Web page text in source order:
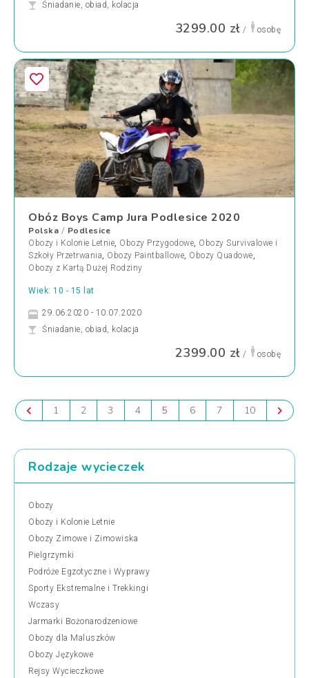
Śniadanie, obiad, kolacja
3299.00 zł / osobę
Obóz Boys Camp Jura Podlesice 2020
Polska / Podlesice
Obozy i Kolonie Letnie, Obozy Przygodowe, Obozy Survivalowe i
Szkoły Przetrwania, Obozy Paintballowe, Obozy Quadowe,
Obozy z Kartą Dużej Rodziny
Wiek: 10 - 15 lat
29.06.2020 - 10.07.2020
Śniadanie, obiad, kolacja
2399.00 zł / osobę
1 2 3 4 5 6 7 10
Rodzaje wycieczek
Obozy
Obozy i Kolonie Letnie
Obozy Zimowe i Zimowiska
Pielgrzymki
Podróże Egzotyczne i Wyprawy
Sporty Ekstremalne i Trekkingi
Wczasy
Jarmarki Bożonarodzeniowe
Obozy dla Maluszków
Obozy Językowe
Rejsy Wycieczkowe